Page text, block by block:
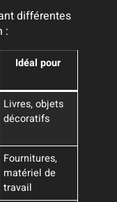
différentes
:
Idéal pour
Livres, objets
décoratifs
Fournitures,
matériel de
travail